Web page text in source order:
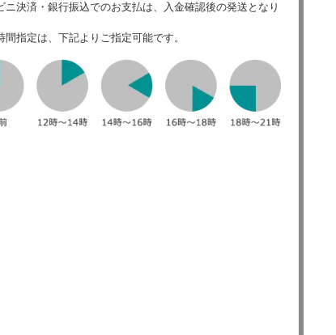
ニ決済・銀行振込でのお支払は、入金確認後の発送となり
間指定は、下記よりご指定可能です。